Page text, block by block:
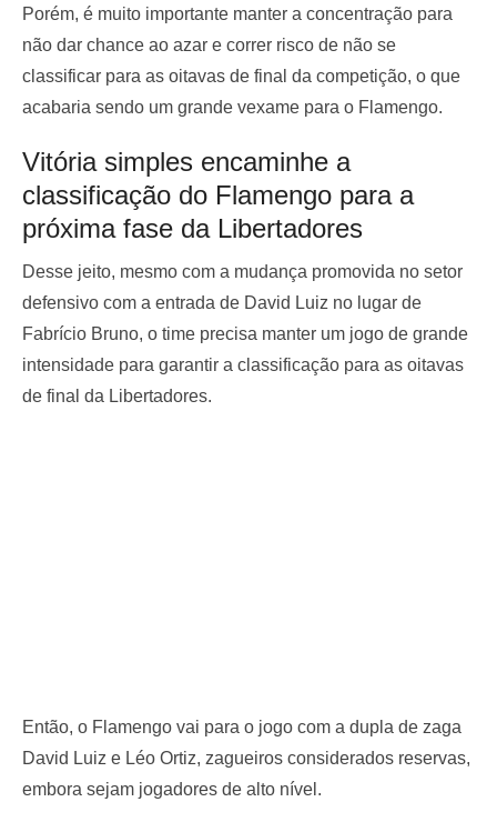
Porém, é muito importante manter a concentração para
não dar chance ao azar e correr risco de não se
classificar para as oitavas de final da competição, o que
acabaria sendo um grande vexame para o Flamengo.
Vitória simples encaminhe a
classificação do Flamengo para a
próxima fase da Libertadores
Desse jeito, mesmo com a mudança promovida no setor
defensivo com a entrada de David Luiz no lugar de
Fabrício Bruno, o time precisa manter um jogo de grande
intensidade para garantir a classificação para as oitavas
de final da Libertadores.
Então, o Flamengo vai para o jogo com a dupla de zaga
David Luiz e Léo Ortiz, zagueiros considerados reservas,
embora sejam jogadores de alto nível.